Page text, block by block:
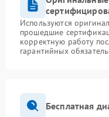
Используются
прошедшие
корректную работу
гарантийных
Бесплатная